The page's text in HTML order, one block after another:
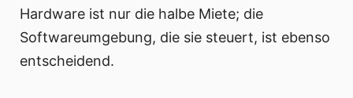
Hardware ist nur die halbe Miete; die
Softwareumgebung, die sie steuert, ist ebenso
entscheidend.